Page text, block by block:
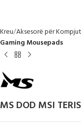
Kreu Aksesorë për
Gaming Mousepads
MS DOD MSI